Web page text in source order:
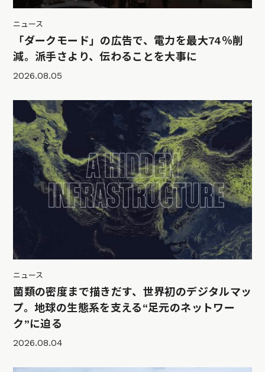
ニュース
「ダークモード」の広告で、電力を最大74％削
減。派手さより、伝わることを大事に
2026.08.05
ニュース
菌類の密度まで描きだす、世界初のデジタルマッ
プ。地球の生態系を支える“足元のネットワー
ク”に迫る
2026.08.04